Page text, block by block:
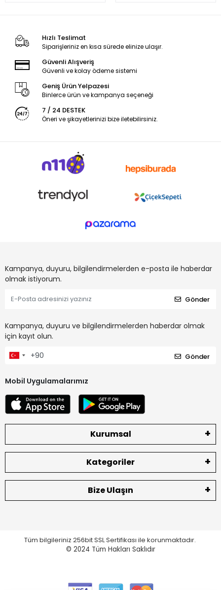
Hızlı Teslimat
Siparişleriniz en kısa sürede elinize ulaşır.
Güvenli Alışveriş
Güvenli ve kolay ödeme sistemi
Geniş Ürün Yelpazesi
Binlerce ürün ve kampanya seçeneği
7 / 24 DESTEK
Öneri ve şikayetlerinizi bize iletebilirsiniz.
Kampanya, duyuru, bilgilendirmelerden e-posta ile haberdar
olmak istiyorum.
Gönder
Kampanya, duyuru ve bilgilendirmelerden haberdar olmak
için kayıt olun.
Gönder
Mobil Uygulamalarımız
Kurumsal
Kategoriler
Bize Ulaşın
Tüm bilgileriniz 256bit SSL Sertifikası ile korunmaktadır.
© 2024 Tüm Hakları Saklıdır